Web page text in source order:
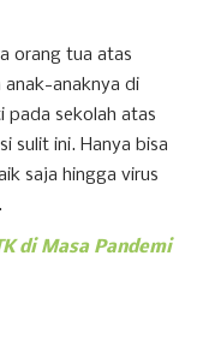
orang tua atas
anak-anaknya di
pada sekolah atas
sulit ini. Hanya bisa
saja hingga virus
di Masa Pandemi